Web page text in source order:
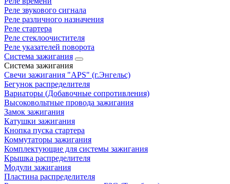
Реле звукового сигнала
Реле различного назначения
Реле стартера
Реле стеклоочистителя
Реле указателей поворота
Система зажигания
Система зажигания
Свечи зажигания "APS" (г.Энгельс)
Бегунок распределителя
Вариаторы (Добавочные сопротивления)
Высоковольтные провода зажигания
Замок зажигания
Катушки зажигания
Кнопка пуска стартера
Коммутаторы зажигания
Комплектующие для системы зажигания
Крышка распределителя
Модули зажигания
Пластина распределителя